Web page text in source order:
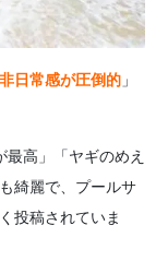
日常感が圧倒的 」
最高」「ヤギのめえ
綺麗で、プールサ
投稿されていま